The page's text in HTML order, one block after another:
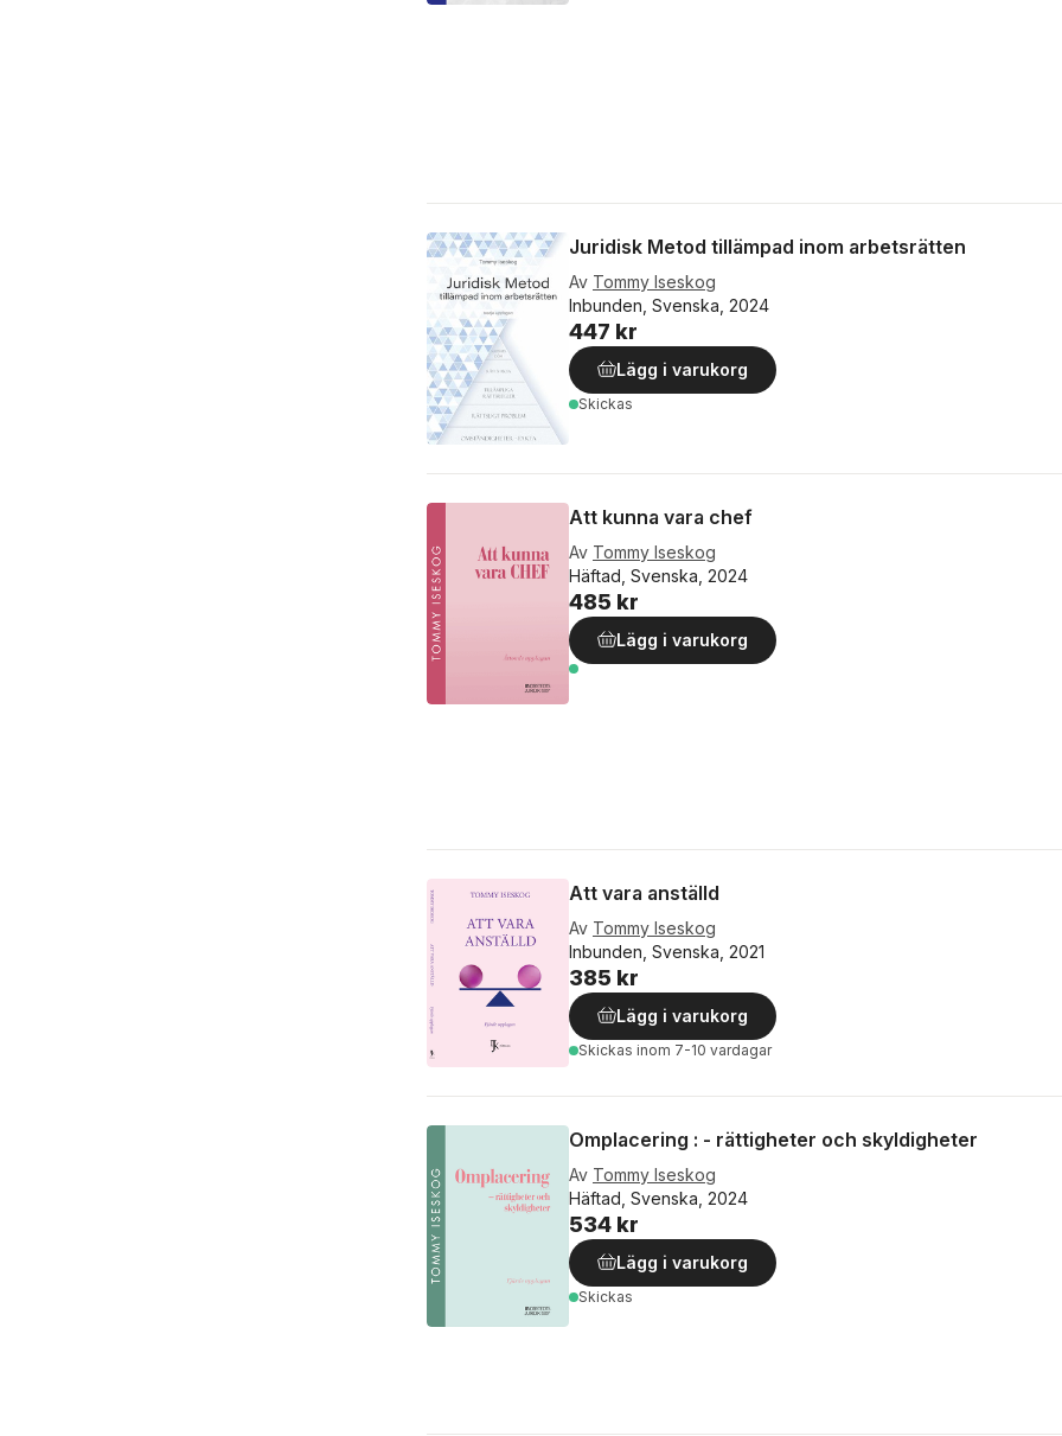
Juridisk Metod tillämpad inom arbetsrätten
Av Tommy Iseskog
Inbunden, Svenska, 2024
447 kr
Lägg i varukorg
Skickas
Att kunna vara chef
Av Tommy Iseskog
Häftad, Svenska, 2024
485 kr
Lägg i varukorg
Att vara anställd
Av Tommy Iseskog
Inbunden, Svenska, 2021
385 kr
Lägg i varukorg
Skickas inom 7-10 vardagar
Omplacering : - rättigheter och skyldigheter
Av Tommy Iseskog
Häftad, Svenska, 2024
534 kr
Lägg i varukorg
Skickas